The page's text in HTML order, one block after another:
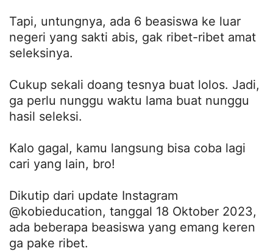
Tapi, untungnya, ada 6 beasiswa ke luar
negeri yang sakti abis, gak ribet-ribet amat
seleksinya.
Cukup sekali doang tesnya buat lolos. Jadi,
ga perlu nunggu waktu lama buat nunggu
hasil seleksi.
Kalo gagal, kamu langsung bisa coba lagi
cari yang lain, bro!
Dikutip dari update Instagram
@kobieducation, tanggal 18 Oktober 2023,
ada beberapa beasiswa yang emang keren
ga pake ribet.